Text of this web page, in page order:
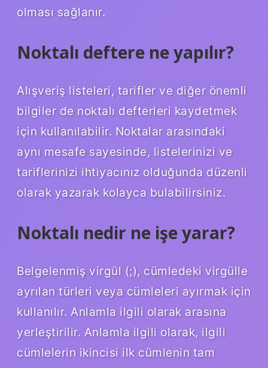
olması sağlanır.
Noktalı deftere ne yapılır?
Alışveriş listeleri, tarifler ve diğer önemli
bilgiler de noktalı defterleri kaydetmek
için kullanılabilir. Noktalar arasındaki
aynı mesafe sayesinde, listelerinizi ve
tariflerinizi ihtiyacınız olduğunda düzenli
olarak yazarak kolayca bulabilirsiniz.
Noktalı nedir ne işe yarar?
Belgelenmiş virgül (;), cümledeki virgülle
ayrılan türleri veya cümleleri ayırmak için
kullanılır. Anlamla ilgili olarak arasına
yerleştirilir. Anlamla ilgili olarak, ilgili
cümlelerin ikincisi ilk cümlenin tam